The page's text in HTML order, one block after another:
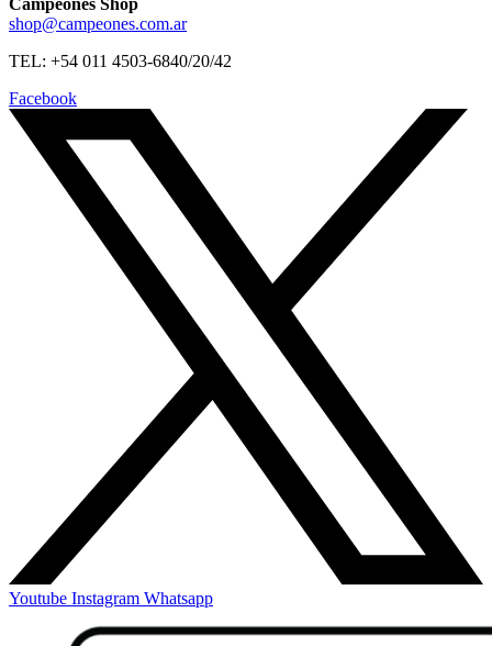
Campeones Shop
shop@campeones.com.ar
TEL: +54 011 4503-6840/20/42
Facebook
Youtube Instagram Whatsapp